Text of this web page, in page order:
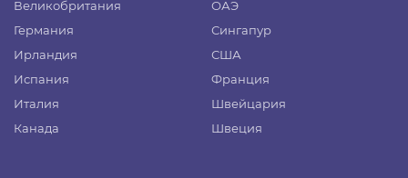
Великобритания
Германия
Ирландия
Испания
Италия
Канада
ОАЭ
Сингапур
США
Франция
Швейцария
Швеция